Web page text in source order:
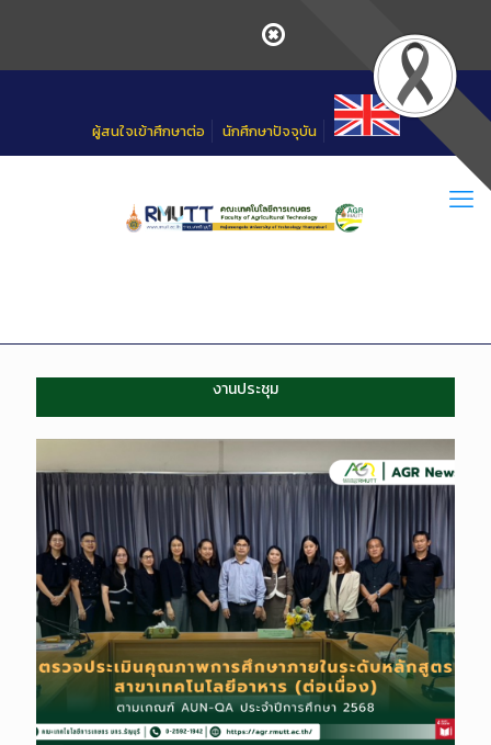
ผู้สนใจเข้าศึกษาต่อ นักศึกษาปัจจุบัน
งานประชุม